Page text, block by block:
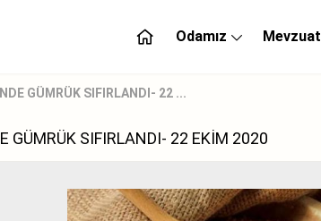
Odamız Mevzuat
GÜMRÜK SIFIRLANDI- 22 ...
GÜMRÜK SIFIRLANDI- 22 EKİM 2020